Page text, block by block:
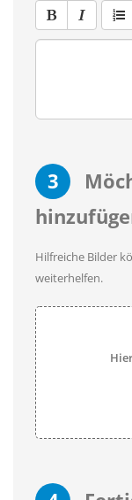
3
Hilfreiche Bilder
weiterhelfen.